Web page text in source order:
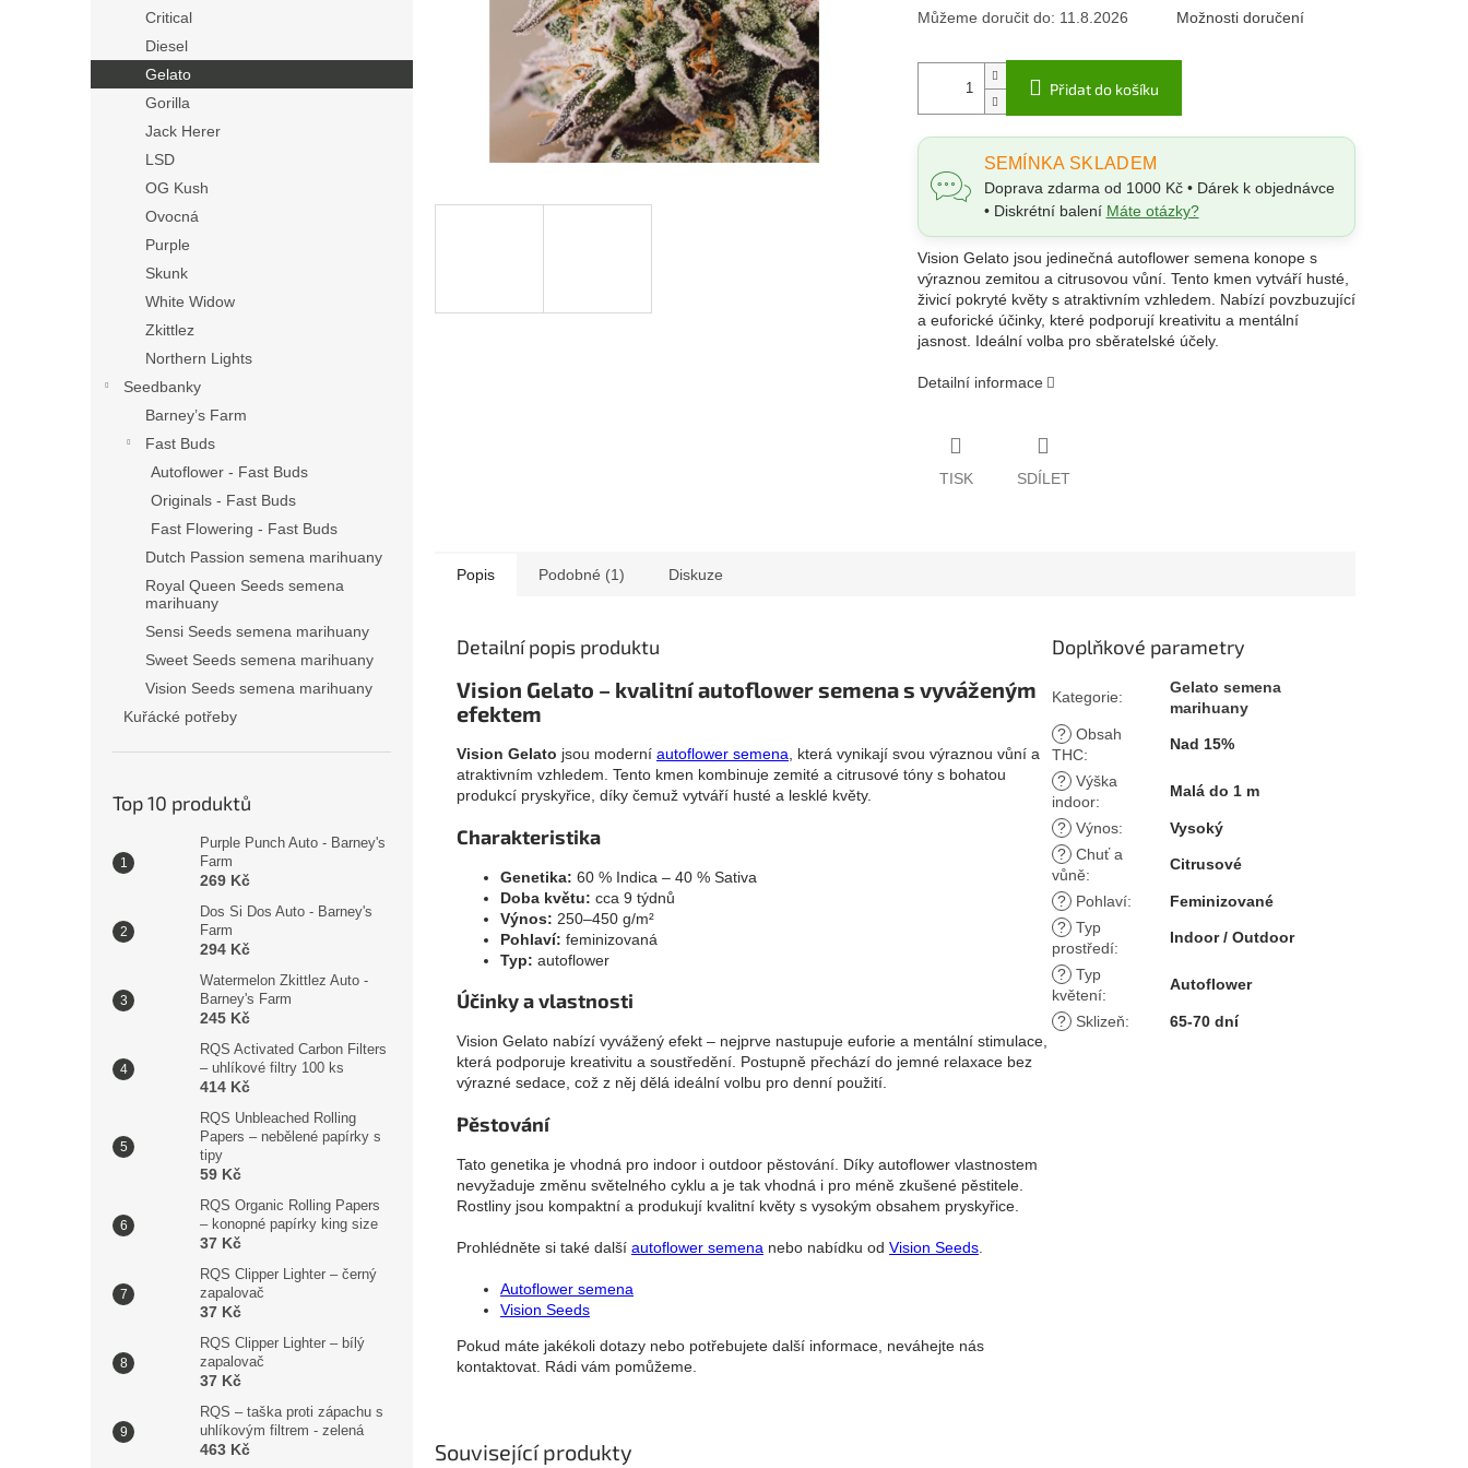
l
Critical
Diesel
Gelato
Gorilla
Jack Herer
LSD
OG Kush
Ovocná
Purple
Skunk
White Widow
Zkittlez
Northern Lights
Seedbanky
Barney’s Farm
Fast Buds
Autoflower - Fast Buds
Originals - Fast Buds
Fast Flowering - Fast Buds
Dutch Passion semena marihuany
Royal Queen Seeds semena
marihuany
Sensi Seeds semena marihuany
Sweet Seeds semena marihuany
Vision Seeds semena marihuany
Kuřácké potřeby
Top 10 produktů
Purple Punch Auto - Barney's
Farm
269 Kč
Dos Si Dos Auto - Barney's
Farm
294 Kč
Watermelon Zkittlez Auto -
Barney's Farm
245 Kč
RQS Activated Carbon Filters
– uhlíkové filtry 100 ks
414 Kč
RQS Unbleached Rolling
Papers – nebělené papírky s
tipy
59 Kč
RQS Organic Rolling Papers
– konopné papírky king size
37 Kč
RQS Clipper Lighter – černý
zapalovač
37 Kč
RQS Clipper Lighter – bílý
zapalovač
37 Kč
RQS – taška proti zápachu s
uhlíkovým filtrem - zelená
463 Kč
Můžeme doručit do: 11.8.2026 Možnosti doručení
Přidat do košíku
SEMÍNKA SKLADEM
Doprava zdarma od 1000 Kč • Dárek k objednávce
• Diskrétní balení Máte otázky?
Vision Gelato jsou jedinečná autoflower semena konope s
výraznou zemitou a citrusovou vůní. Tento kmen vytváří husté,
živicí pokryté květy s atraktivním vzhledem. Nabízí povzbuzující
a euforické účinky, které podporují kreativitu a mentální
jasnost. Ideální volba pro sběratelské účely.
Detailní informace
TISK SDÍLET
Popis Podobné (1) Diskuze
Detailní popis produktu
Vision Gelato – kvalitní autoflower semena s vyváženým
efektem
Vision Gelato jsou moderní autoflower semena , která vynikají svou výraznou vůní a
atraktivním vzhledem. Tento kmen kombinuje zemité a citrusové tóny s bohatou
produkcí pryskyřice, díky čemuž vytváří husté a lesklé květy.
Charakteristika
Genetika: 60 % Indica – 40 % Sativa
Doba květu: cca 9 týdnů
Výnos: 250–450 g/m²
Pohlaví: feminizovaná
Typ: autoflower
Účinky a vlastnosti
Vision Gelato nabízí vyvážený efekt – nejprve nastupuje euforie a mentální stimulace,
která podporuje kreativitu a soustředění. Postupně přechází do jemné relaxace bez
výrazné sedace, což z něj dělá ideální volbu pro denní použití.
Pěstování
Tato genetika je vhodná pro indoor i outdoor pěstování. Díky autoflower vlastnostem
nevyžaduje změnu světelného cyklu a je tak vhodná i pro méně zkušené pěstitele.
Rostliny jsou kompaktní a produkují kvalitní květy s vysokým obsahem pryskyřice.
Prohlédněte si také další autoflower semena nebo nabídku od Vision Seeds
Autoflower semena
Vision Seeds
Pokud máte jakékoli dotazy nebo potřebujete další informace, neváhejte nás
kontaktovat. Rádi vám pomůžeme.
Doplňkové parametry
Kategorie:
Gelato semena
marihuany
? Obsah
THC:
Nad 15%
? Výška
indoor:
Malá do 1 m
? Výnos:
Vysoký
? Chuť a
vůně:
Citrusové
? Pohlaví:
Feminizované
? Typ
prostředí:
Indoor / Outdoor
? Typ
květení:
Autoflower
? Sklizeň: 65-70 dní
Související produkty